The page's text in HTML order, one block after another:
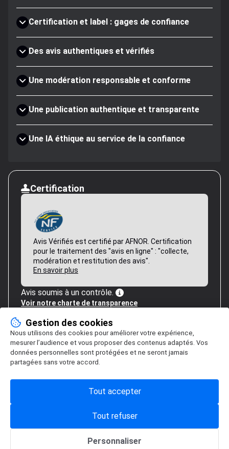
Certification et label : gages de confiance
Des avis authentiques et vérifiés
Une modération responsable et conforme
Une publication authentique et transparente
Une IA éthique au service de la confiance
Certification
Avis Vérifiés est certifié par AFNOR. Certification
pour le traitement des "avis en ligne" : "collecte,
modération et restitution des avis".
En savoir plus
Avis soumis à un contrôle.
Voir notre charte de transparence
Gestion des cookies
Gestion des cookies
Nous utilisons des cookies pour améliorer votre expérience,
mesurer l’audience et vous proposer des contenus adaptés. Vos
données personnelles sont protégées et ne seront jamais
partagées sans votre accord.
Personnaliser
Tout refuser
Tout accepter